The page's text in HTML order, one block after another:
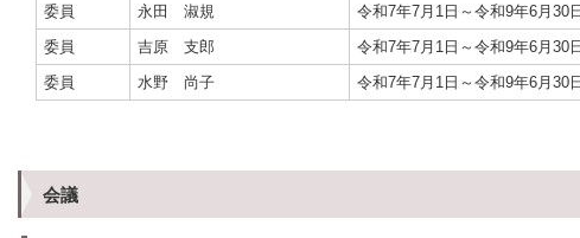
委員
永田 淑規
令和7年7月1日～令和9年6月30日
委員
吉原 支郎
令和7年7月1日～令和9年6月30日
委員
水野 尚子 令和7年7月1日～令和9年6月30日
会議